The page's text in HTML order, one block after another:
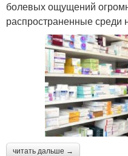
болевых ощущений
распространенные среди
читать дальше →